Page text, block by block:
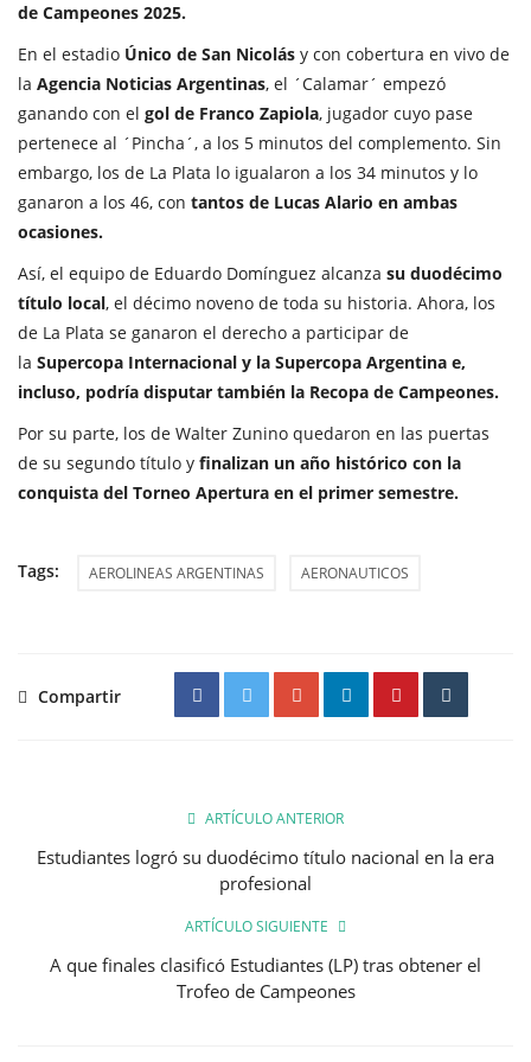
de Campeones 2025.
En el estadio Único de San Nicolás y con cobertura en vivo de
la Agencia Noticias Argentinas, el ´Calamar´ empezó
ganando con el gol de Franco Zapiola, jugador cuyo pase
pertenece al ´Pincha´, a los 5 minutos del complemento. Sin
embargo, los de La Plata lo igualaron a los 34 minutos y lo
ganaron a los 46, con tantos de Lucas Alario en ambas
ocasiones.
Así, el equipo de Eduardo Domínguez alcanza su duodécimo
título local, el décimo noveno de toda su historia. Ahora, los
de La Plata se ganaron el derecho a participar de
la Supercopa Internacional y la Supercopa Argentina e,
incluso, podría disputar también la Recopa de Campeones.
Por su parte, los de Walter Zunino quedaron en las puertas
de su segundo título y finalizan un año histórico con la
conquista del Torneo Apertura en el primer semestre.
Tags: AEROLINEAS ARGENTINAS AERONAUTICOS
Compartir
ARTÍCULO ANTERIOR
Estudiantes logró su duodécimo título nacional en la era
profesional
ARTÍCULO SIGUIENTE
A que finales clasificó Estudiantes (LP) tras obtener el
Trofeo de Campeones